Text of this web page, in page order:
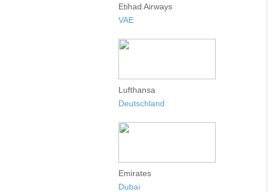
Etihad Airways
VAE
Lufthansa
Deutschland
Emirates
Dubai